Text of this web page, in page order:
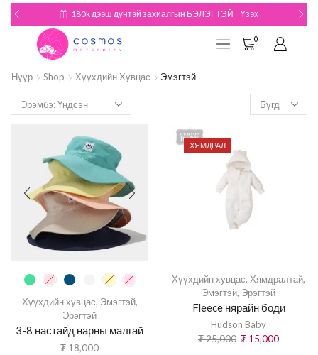
180k дээш дүнтэй захиалгын БЭЛЭГТЭЙ Үзэх
0
Нүүр Shop Хүүхдийн Хувцас Эмэгтэй
Хүүхдийн хувцас, Эмэгтэй,
Эрэгтэй
3-8 настайд нарны малгай
₮ 18,000
ХЯМДРАЛ
Хүүхдийн хувцас, Хямдралтай,
Эмэгтэй, Эрэгтэй
Fleece нярайн боди
Hudson Baby
₮25,000 ₮ 15,000